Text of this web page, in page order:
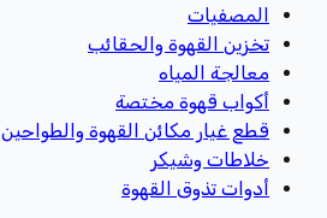
المصفيات
تخزين القهوة والحقائب
معالجة المياه
أكواب قهوة مختصة
قطع غيار مكائن القهوة والطواحين
خلاطات وشيكر
أدوات تذوق القهوة